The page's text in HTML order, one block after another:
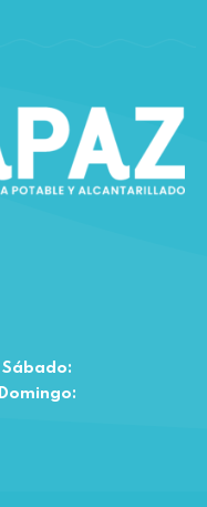
Sábado:
Domingo: